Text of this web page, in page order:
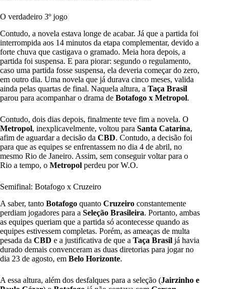
O verdadeiro 3º jogo
Contudo, a novela estava longe de acabar. Já que a partida foi
interrompida aos 14 minutos da etapa complementar, devido a
forte chuva que castigava o gramado. Meia hora depois, a
partida foi suspensa. E para piorar: segundo o regulamento,
caso uma partida fosse suspensa, ela deveria começar do zero,
em outro dia. Uma novela que já durava cinco meses, valida
ainda pelas quartas de final. Naquela altura, a Taça Brasil
parou para acompanhar o drama de Botafogo x Metropol.
Contudo, dois dias depois, finalmente teve fim a novela. O
Metropol, inexplicavelmente, voltou para Santa Catarina,
afim de aguardar a decisão da CBD. Contudo, a decisão foi
para que as equipes se enfrentassem no dia 4 de abril, no
mesmo Rio de Janeiro. Assim, sem conseguir voltar para o
Rio a tempo, o Metropol perdeu por W.O.
Semifinal: Botafogo x Cruzeiro
A saber, tanto Botafogo quanto Cruzeiro constantemente
perdiam jogadores para a Seleção Brasileira. Portanto, ambas
as equipes queriam que a partida só acontecesse quando as
equipes estivessem completas. Porém, as ameaças de multa
pesada da CBD e a justificativa de que a Taça Brasil já havia
durado demais convenceram as duas diretorias para jogar no
dia 23 de agosto, em Belo Horizonte.
A essa altura, além dos desfalques para a seleção (Jairzinho e